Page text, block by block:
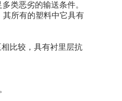
类恶劣的输送条件。
所有的塑料中它具有
比较，具有衬里层抗